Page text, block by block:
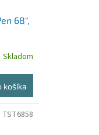
68",
Skladom
košíka
TST6858